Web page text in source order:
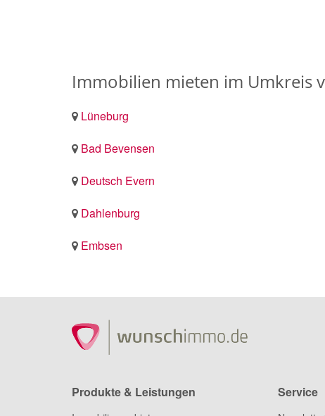
Immobilien mieten im Umkreis
Lüneburg
Bad Bevensen
Deutsch Evern
Dahlenburg
Embsen
Produkte & Leistungen Service